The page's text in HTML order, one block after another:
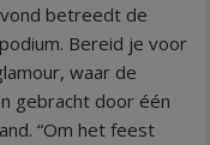
betreedt de
Bereid je voor
waar de
gebracht door één
“Om het feest